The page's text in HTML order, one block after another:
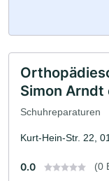
Simon Arndt
Schuhreparaturen
Kurt-Hein-Str. 22,
0.0 (0